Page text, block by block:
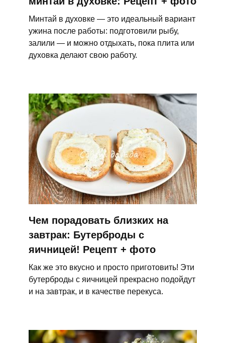
Минтай в духовке — это идеальный вариант
ужина после работы: подготовили рыбу,
залили — и можно отдыхать, пока плита или
духовка делают свою работу.
Чем порадовать близких на
завтрак: Бутерброды с
яичницей! Рецепт + фото
Как же это вкусно и просто приготовить! Эти
бутерброды с яичницей прекрасно подойдут
и на завтрак, и в качестве перекуса.